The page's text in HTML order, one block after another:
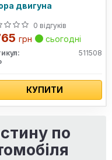
двигуна
0 відгуків
грн сьогодні
511508
КУПИТИ
по